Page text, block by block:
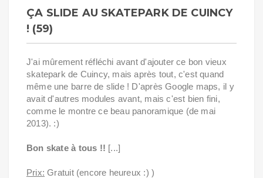
ÇA SLIDE AU SKATEPARK DE CUINCY
! (59)
J'ai mûrement réfléchi avant d'ajouter ce bon vieux
skatepark de Cuincy, mais après tout, c'est quand
même une barre de slide ! D'après Google maps, il y
avait d'autres modules avant, mais c'est bien fini,
comme le montre ce beau panoramique (de mai
2013). :)
Bon skate à tous !! [...]
Prix: Gratuit (encore heureux :) )